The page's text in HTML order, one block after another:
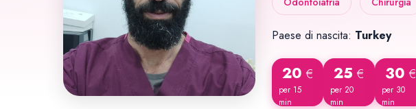
Paese di nascita: Turkey
20 €
per 15
min
25 €
per 20
min
30 €
per 30
min